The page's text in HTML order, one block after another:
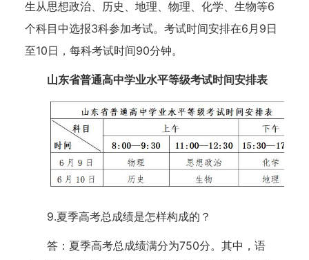
生从思想政治、历史、地理、物理、化学、生物等6
个科目中选报3科参加考试。考试时间安排在6月9日
至10日，每科考试时间90分钟。
山东省普通高中学业水平等级考试时间安排表
9.夏季高考总成绩是怎样构成的？
答：夏季高考总成绩满分为750分。其中，语